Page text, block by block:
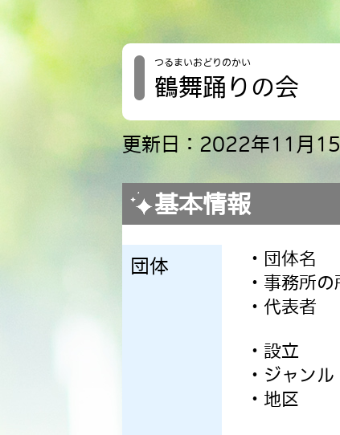
つるまいおどりのかい
鶴舞踊りの会
更新日：2022年11月15
基本情報
団体 ・団体名
・事務所の
・代表者
・設立
・ジャンル
・地区